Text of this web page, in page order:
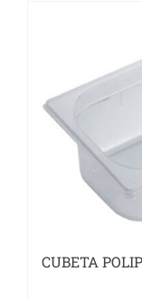
CUBETA